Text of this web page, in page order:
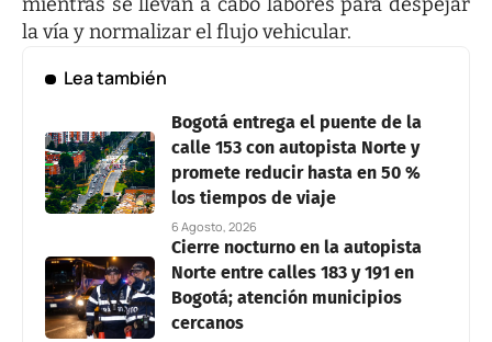
la vía y normalizar el flujo vehicular.
Lea también
Bogotá entrega el puente de la
calle 153 con autopista Norte y
promete reducir hasta en 50 %
los tiempos de viaje
6 Agosto, 2026
Cierre nocturno en la autopista
Norte entre calles 183 y 191 en
Bogotá; atención municipios
cercanos